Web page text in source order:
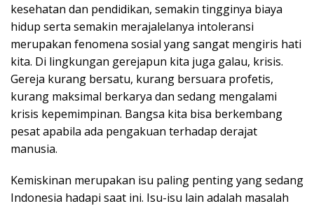
kesehatan dan pendidikan, semakin tingginya biaya
hidup serta semakin merajalelanya intoleransi
merupakan fenomena sosial yang sangat mengiris hati
kita. Di lingkungan gerejapun kita juga galau, krisis.
Gereja kurang bersatu, kurang bersuara profetis,
kurang maksimal berkarya dan sedang mengalami
krisis kepemimpinan. Bangsa kita bisa berkembang
pesat apabila ada pengakuan terhadap derajat
manusia.
Kemiskinan merupakan isu paling penting yang sedang
Indonesia hadapi saat ini. Isu-isu lain adalah masalah